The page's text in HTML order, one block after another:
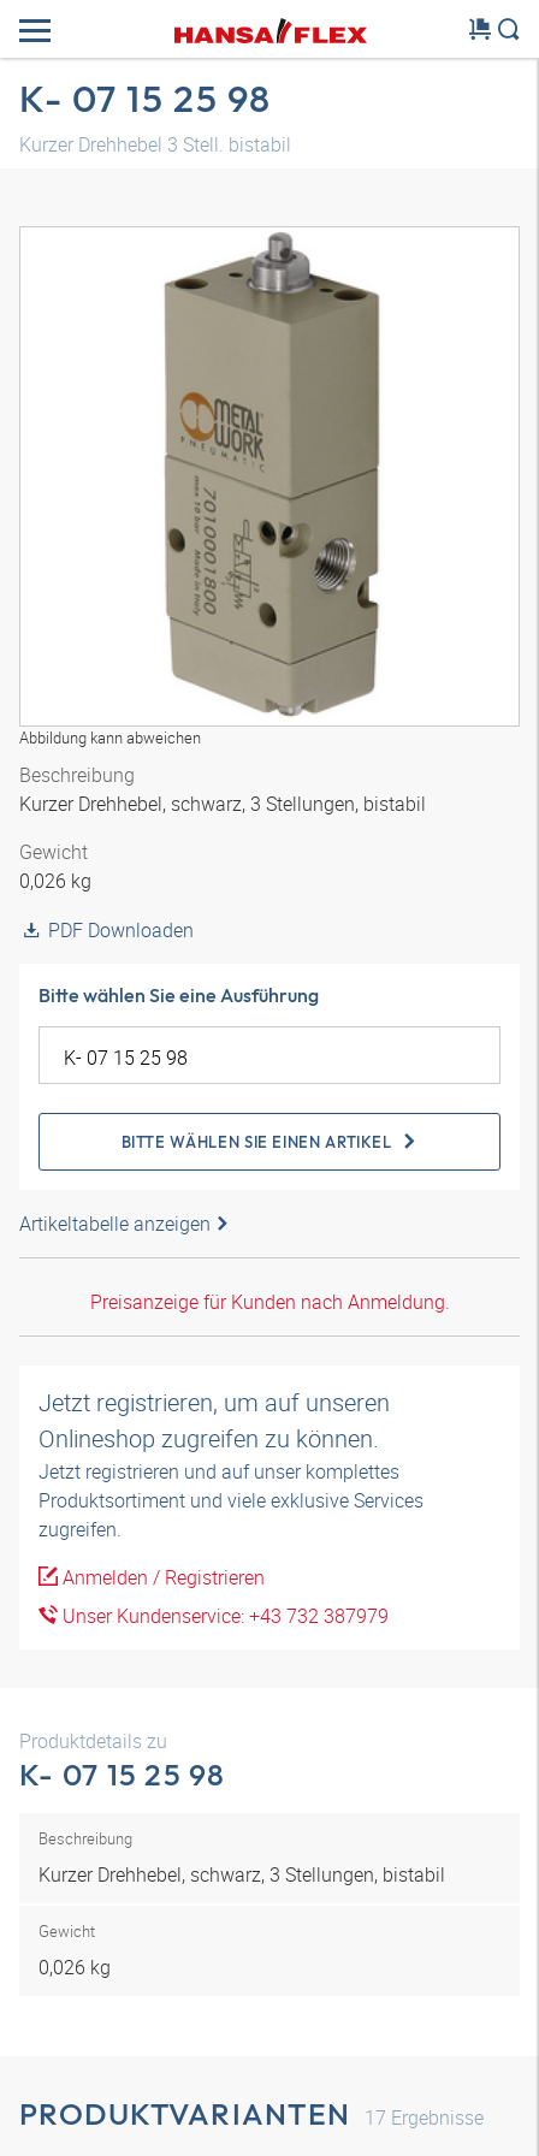
K- 07 15 25 98
Kurzer Drehhebel 3 Stell. bistabil
Abbildung kann abweichen
Beschreibung
Kurzer Drehhebel, schwarz, 3 Stellungen, bistabil
Gewicht
0,026 kg
PDF Downloaden
Bitte wählen Sie eine Ausführung
BITTE WÄHLEN SIE EINEN ARTIKEL
Artikeltabelle anzeigen
Preisanzeige für Kunden nach Anmeldung.
Jetzt registrieren, um auf unseren
Onlineshop zugreifen zu können.
Jetzt registrieren und auf unser komplettes
Produktsortiment und viele exklusive Services
zugreifen.
Anmelden / Registrieren
Unser Kundenservice: +43 732 387979
Produktdetails zu
K- 07 15 25 98
Beschreibung
Kurzer Drehhebel, schwarz, 3 Stellungen, bistabil
Gewicht
0,026 kg
PRODUKTVARIANTEN 17 Ergebnisse